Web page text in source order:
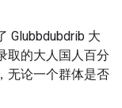
Glubbdubdrib 大
取的大人国人百分
无论一个群体是否